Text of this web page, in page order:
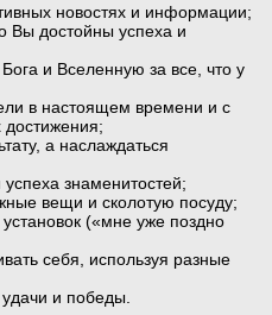
новостях и информации;
Вы достойны успеха и
и Вселенную за все, что у
в настоящем времени и с
достижения;
а наслаждаться
знаменитостей;
вещи и сколотую посуду;
установок («мне уже поздно
себя, используя разные
и победы.